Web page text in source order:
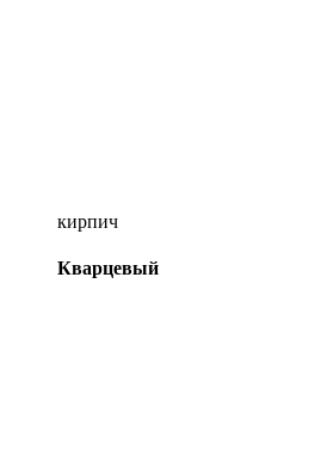
кирпич
Кварцевый